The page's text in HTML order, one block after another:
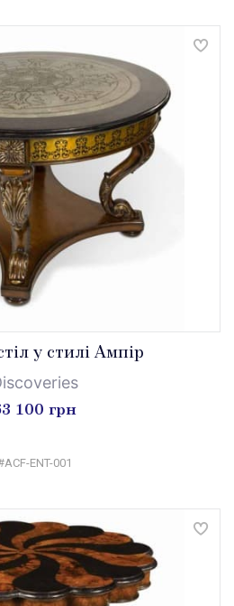
у стилі Ампір
100 грн
ENT-001